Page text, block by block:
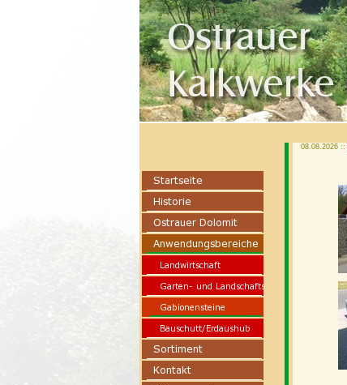
08.08.2026 ::